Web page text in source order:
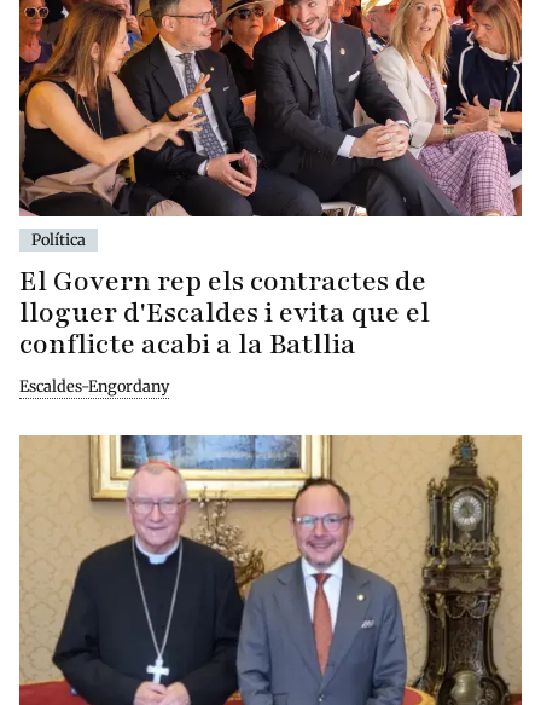
Política
El Govern rep els contractes de
lloguer d'Escaldes i evita que el
conflicte acabi a la Batllia
Escaldes-Engordany